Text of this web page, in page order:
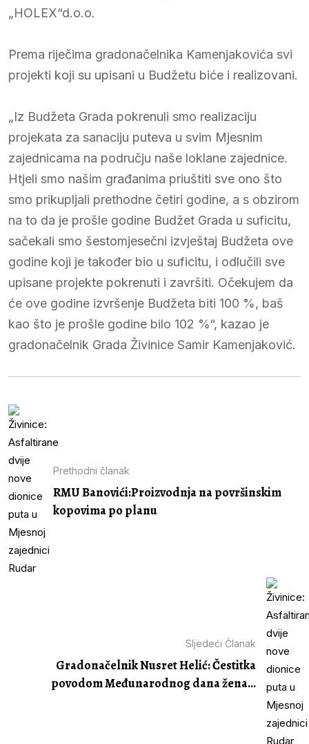
„HOLEX“d.o.o.
Prema riječima gradonačelnika Kamenjakovića svi
projekti koji su upisani u Budžetu biće i realizovani.
„Iz Budžeta Grada pokrenuli smo realizaciju
projekata za sanaciju puteva u svim Mjesnim
zajednicama na području naše loklane zajednice.
Htjeli smo našim građanima priuštiti sve ono što
smo prikupljali prethodne četiri godine, a s obzirom
na to da je prošle godine Budžet Grada u suficitu,
sačekali smo šestomjesečni izvještaj Budžeta ove
godine koji je također bio u suficitu, i odlučili sve
upisane projekte pokrenuti i završiti. Očekujem da
će ove godine izvršenje Budžeta biti 100 %, baš
kao što je prošle godine bilo 102 %“, kazao je
gradonačelnik Grada Živinice Samir Kamenjaković.
Prethodni članak
RMU Banovići:Proizvodnja na površinskim
kopovima po planu
Sljedeći Članak
Gradonačelnik Nusret Helić: Čestitka
povodom Međunarodnog dana žena...